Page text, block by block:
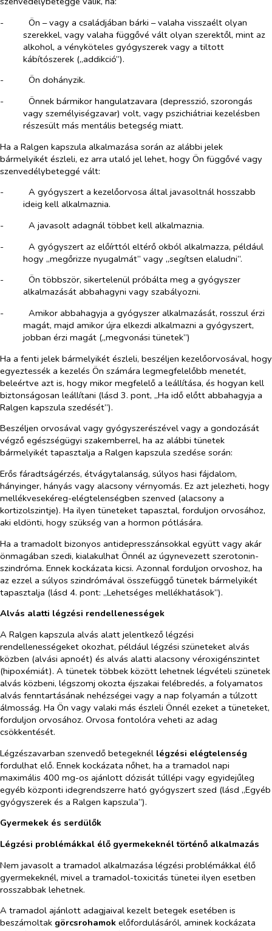
-​
Ön – vagy a családjában bárki – valaha visszaélt olyan
szerekkel, vagy valaha függővé vált olyan szerektől, mint az
alkohol, a vényköteles gyógyszerek vagy a tiltott
kábítószerek („addikció”).
-​
Ön dohányzik.
-​
Önnek bármikor hangulatzavara (depresszió, szorongás
vagy személyiségzavar) volt, vagy pszichiátriai kezelésben
részesült más mentális betegség miatt.
Ha a Ralgen kapszula alkalmazása során az alábbi jelek
bármelyikét észleli, ez arra utaló jel lehet, hogy Ön függővé vagy
szenvedélybeteggé vált:
-​
A gyógyszert a kezelőorvosa által javasoltnál hosszabb
ideig kell alkalmaznia.
-​
A javasolt adagnál többet kell alkalmaznia.
-​
A gyógyszert az előírttól eltérő okból alkalmazza, például
hogy „megőrizze nyugalmát” vagy „segítsen elaludni”.
-​
Ön többször, sikertelenül próbálta meg a gyógyszer
alkalmazását abbahagyni vagy szabályozni.
-​
Amikor abbahagyja a gyógyszer alkalmazását, rosszul érzi
magát, majd amikor újra elkezdi alkalmazni a gyógyszert,
jobban érzi magát („megvonási tünetek”)
Ha a fenti jelek bármelyikét észleli, beszéljen kezelőorvosával, hogy
egyeztessék a kezelés Ön számára legmegfelelőbb menetét,
beleértve azt is, hogy mikor megfelelő a leállítása, és hogyan kell
biztonságosan leállítani (lásd 3. pont, „Ha idő előtt abbahagyja a
Ralgen kapszula szedését”).
Beszéljen orvosával vagy gyógyszerészével vagy a gondozását
végző egészségügyi szakemberrel, ha az alábbi tünetek
bármelyikét tapasztalja a Ralgen kapszula szedése során:
Erős fáradtságérzés, étvágytalanság, súlyos hasi fájdalom,
hányinger, hányás vagy alacsony vérnyomás. Ez azt jelezheti, hogy
mellékvesekéreg-elégtelenségben szenved (alacsony a
kortizolszintje). Ha ilyen tüneteket tapasztal, forduljon orvosához,
aki eldönti, hogy szükség van a hormon pótlására.
Ha a tramadolt bizonyos antidepresszánsokkal együtt vagy akár
önmagában szedi, kialakulhat Önnél az úgynevezett szerotonin-
szindróma. Ennek kockázata kicsi. Azonnal forduljon orvoshoz, ha
az ezzel a súlyos szindrómával összefüggő tünetek bármelyikét
tapasztalja (lásd 4. pont: „Lehetséges mellékhatások”).
Alvás alatti légzési rendellenességek
A Ralgen kapszula alvás alatt jelentkező légzési
rendellenességeket okozhat, például légzési szüneteket alvás
közben (alvási apnoét) és alvás alatti alacsony véroxigénszintet
(hipoxémiát). A tünetek többek között lehetnek légvételi szünetek
alvás közbeni, légszomj okozta éjszakai felébredés, a folyamatos
alvás fenntartásának nehézségei vagy a nap folyamán a túlzott
álmosság. Ha Ön vagy valaki más észleli Önnél ezeket a tüneteket,
forduljon orvosához. Orvosa fontolóra veheti az adag
csökkentését.
Légzészavarban szenvedő betegeknél légzési elégtelenség
fordulhat elő. Ennek kockázata nőhet, ha a tramadol napi
maximális 400 mg-os ajánlott dózisát túllépi vagy egyidejűleg
egyéb központi idegrendszerre ható gyógyszert szed (lásd „Egyéb
gyógyszerek és a Ralgen kapszula”).
Gyermekek és serdülők
Légzési problémákkal élő gyermekeknél történő alkalmazás
Nem javasolt a tramadol alkalmazása légzési problémákkal élő
gyermekeknél, mivel a tramadol-toxicitás tünetei ilyen esetben
rosszabbak lehetnek.
A tramadol ajánlott adagjaival kezelt betegek esetében is
beszámoltak görcsrohamok előfordulásáról, aminek kockázata